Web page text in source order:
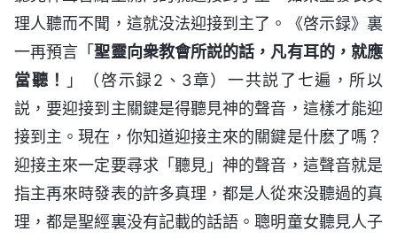
理人聽而不聞，這就没法迎接到主了。《啓示録》裏
一再預言「聖靈向衆教會所説的話，凡有耳的，就應
當聽！
」（啓示録2、3章）一共説了七遍，所以
説，要迎接到主關鍵是得聽見神的聲音，這樣才能迎
接到主。現在，你知道迎接主來的關鍵是什麽了嗎？
迎接主來一定要尋求「聽見」神的聲音，這聲音就是
指主再來時發表的許多真理，都是人從來没聽過的真
理，都是聖經裏没有記載的話語。聰明童女聽見人子